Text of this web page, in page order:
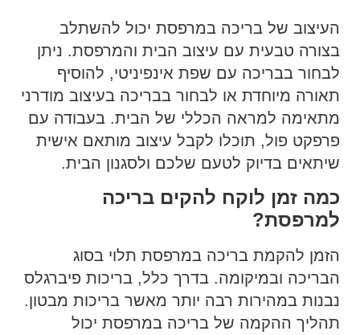
העיצוב של בריכה במרפסת יכול להשתלב
בצורה טבעית עם עיצוב הבית והמרפסת. ניתן
לבחור בבריכה עם שפת אינפיניטי, להוסיף
תאורה מיוחדת או לבחור בבריכה בעיצוב מודרני
מתאימה למראה הכללי של הבית. בעבודה עם
פרפקט פול, תוכלו לקבל עיצוב מותאם אישית
שיתאים בדיוק לטעם שלכם ולסגנון הבית.
כמה זמן לוקח להקים בריכה
למרפסת?
הזמן להקמת בריכה במרפסת תלוי בסוג
הבריכה ובמיקומה. בדרך כלל, בריכות פיברגלס
נבנות במהירות רבה יותר מאשר בריכות מבטון.
תהליך ההקמה של בריכה במרפסת יכול